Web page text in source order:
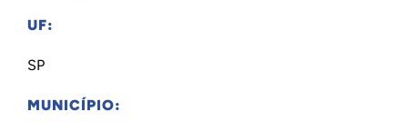
UF:
SP
MUNICÍPIO: